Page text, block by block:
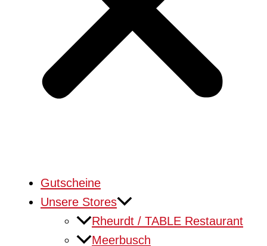
Gutscheine
Unsere Stores
Rheurdt / TABLE Restaurant
Meerbusch